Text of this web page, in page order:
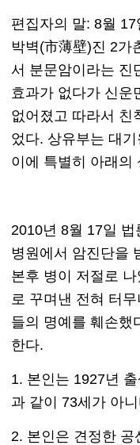
편집자의 말: 8월
박벽(市薄壁)진 2가
서 분문암이라는 진
효과가 없다가 신운
없어졌고 따라서 친
었다. 상유부는 대
이에 특별히 아래의
2010년 8월 17일
병원에서 암진단을
본후 병이 저절로
로 꾸며낸 전혀 터
들의 명예를 훼손했
한다.
1. 본인는 1927년
과 같이 73세가 아
2. 본인은 견정한